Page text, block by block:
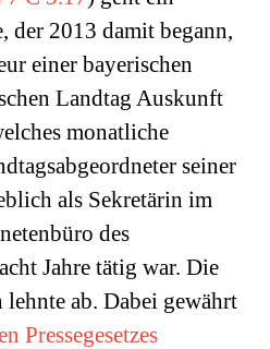
der 2013 damit begann,
einer bayerischen
Landtag Auskunft
monatliche
seiner
als Sekretärin im
des
Jahre tätig war. Die
ab. Dabei gewährt
Pressegesetzes